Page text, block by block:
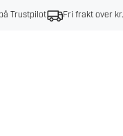
Trustpilot Fri frakt over